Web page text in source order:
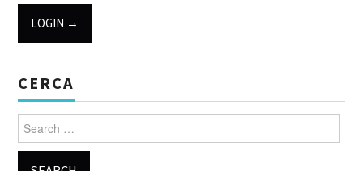
CERCA
Search for: